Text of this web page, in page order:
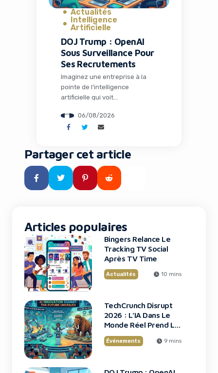
Actualités
Intelligence
Artificielle
DOJ Trump : OpenAI
Sous Surveillance Pour
Ses Recrutements
Imaginez une entreprise à la
pointe de l’intelligence
artificielle qui voit
recrutement scrutées au plus
haut niveau par le
exactement ce qui arrive à
OpenAI en ce mois d’août 2026.
Le Department of Justice (DOJ)
sous l’administration Trump a
annoncé une surveillance de
06/08/2026
Partager cet article
Articles populaires
Bingers Relance Le
Tracking TV Social
Après TV Time
Actualités 10 mins
TechCrunch Disrupt
2026 : L’IA Dans Le
Monde Réel Prend La
Scène
Événements 9 mins